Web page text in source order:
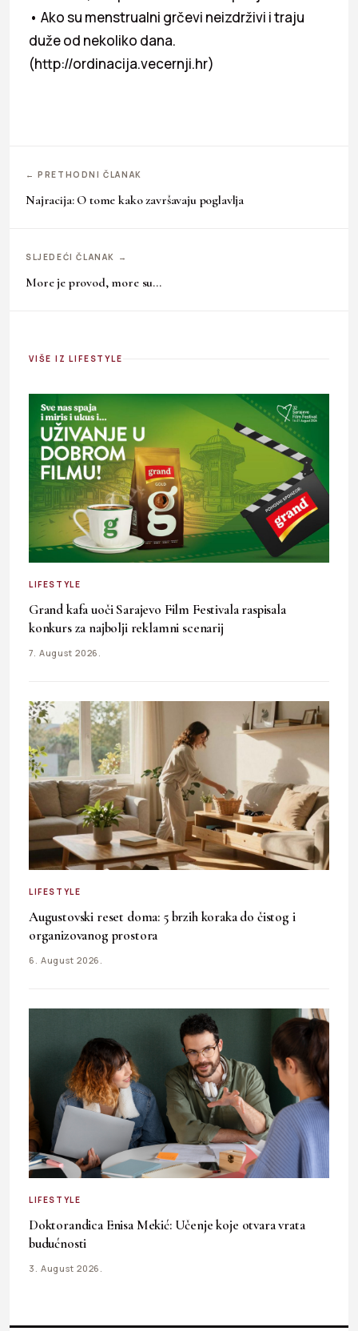
• Ako su menstrualni grčevi neizdrživi i traju
duže od nekoliko dana.
(http://ordinacija.vecernji.hr)
← PRETHODNI ČLANAK
Najracija: O tome kako završavaju poglavlja
SLJEDEĆI ČLANAK →
More je provod, more su…
VIŠE IZ LIFESTYLE
LIFESTYLE
Grand kafa uoči Sarajevo Film Festivala raspisala
konkurs za najbolji reklamni scenarij
7. August 2026.
LIFESTYLE
Augustovski reset doma: 5 brzih koraka do čistog i
organizovanog prostora
6. August 2026.
LIFESTYLE
Doktorandica Enisa Mekić: Učenje koje otvara vrata
budućnosti
3. August 2026.